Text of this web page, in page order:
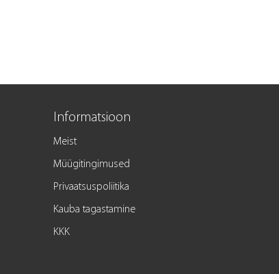
Informatsioon
Meist
Müügitingimused
Privaatsuspoliitika
Kauba tagastamine
KKK